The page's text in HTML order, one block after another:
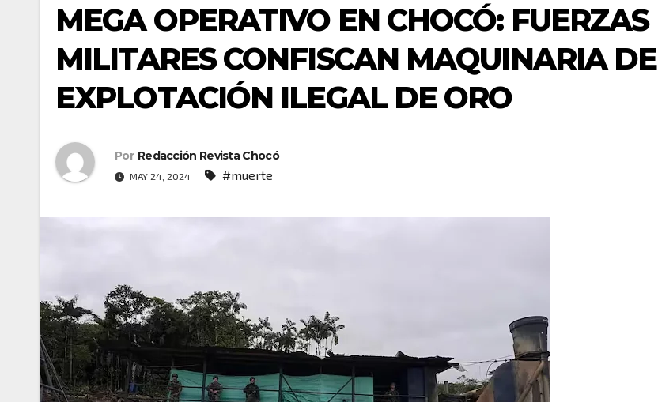
MEGA OPERATIVO EN CHOCÓ: FUERZAS
MILITARES CONFISCAN MAQUINARIA DE
EXPLOTACIÓN ILEGAL DE ORO
Por Redacción Revista Chocó
MAY 24, 2024 #muerte